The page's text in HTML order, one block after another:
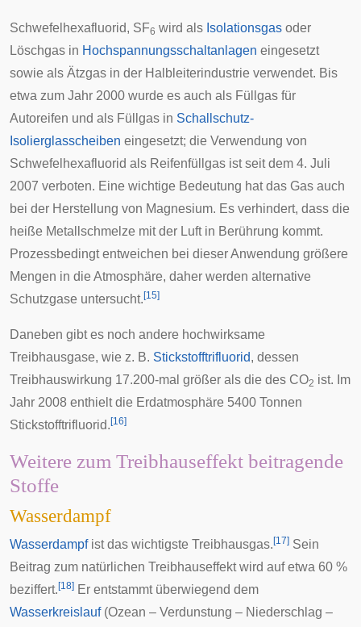
Schwefelhexafluorid, SF6 wird als Isolationsgas oder
Löschgas in Hochspannungsschaltanlagen eingesetzt
sowie als Ätzgas in der Halbleiterindustrie verwendet. Bis
etwa zum Jahr 2000 wurde es auch als Füllgas für
Autoreifen und als Füllgas in Schallschutz-
Isolierglasscheiben eingesetzt; die Verwendung von
Schwefelhexafluorid als Reifenfüllgas ist seit dem 4. Juli
2007 verboten. Eine wichtige Bedeutung hat das Gas auch
bei der Herstellung von Magnesium. Es verhindert, dass die
heiße Metallschmelze mit der Luft in Berührung kommt.
Prozessbedingt entweichen bei dieser Anwendung größere
Mengen in die Atmosphäre, daher werden alternative
Schutzgase untersucht. [15]
Daneben gibt es noch andere hochwirksame
Treibhausgase, wie z. B. Stickstofftrifluorid, dessen
Treibhauswirkung 17.200-mal größer als die des CO2 ist. Im
Jahr 2008 enthielt die Erdatmosphäre 5400 Tonnen
Stickstofftrifluorid. [16]
Weitere zum Treibhauseffekt beitragende
Stoffe
Wasserdampf
Wasserdampfist das wichtigste Treibhausgas. [17] Sein
Beitrag zum natürlichen Treibhauseffekt wird auf etwa 60 %
beziffert. [18] Er entstammt überwiegend dem
Wasserkreislauf(Ozean – Verdunstung – Niederschlag –